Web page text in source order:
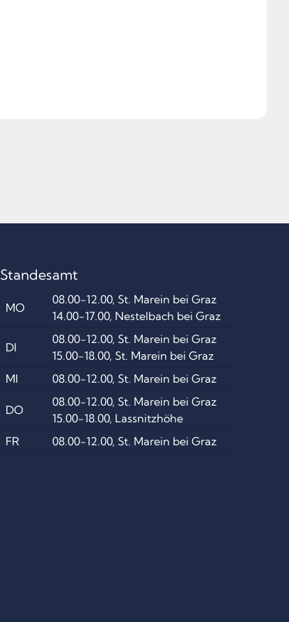
Standesamt
MO
08.00-12.00, St. Marein bei Graz
14.00-17.00, Nestelbach bei Graz
DI
08.00-12.00, St. Marein bei Graz
15.00-18.00, St. Marein bei Graz
MI
08.00-12.00, St. Marein bei Graz
DO
08.00-12.00, St. Marein bei Graz
15.00-18.00, Lassnitzhöhe
FR
08.00-12.00, St. Marein bei Graz